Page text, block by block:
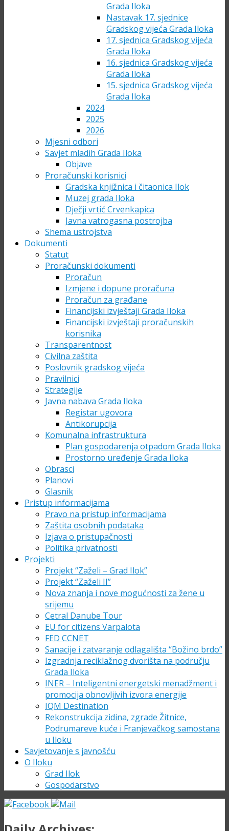
Grada Iloka
Nastavak 17. sjednice
Gradskog vijeća Grada Iloka
17. sjednica Gradskog vijeća
Grada Iloka
16. sjednica Gradskog vijeća
Grada Iloka
15. sjednica Gradskog vijeća
Grada Iloka
2024
2025
2026
Mjesni odbori
Savjet mladih Grada Iloka
Objave
Proračunski korisnici
Gradska knjižnica i čitaonica Ilok
Muzej grada Iloka
Dječji vrtić Crvenkapica
Javna vatrogasna postrojba
Shema ustrojstva
Dokumenti
Statut
Proračunski dokumenti
Proračun
Izmjene i dopune proračuna
Proračun za građane
Financijski izvještaji Grada Iloka
Financijski izvještaji proračunskih
korisnika
Transparentnost
Civilna zaštita
Poslovnik gradskog vijeća
Pravilnici
Strategije
Javna nabava Grada Iloka
Registar ugovora
Antikorupcija
Komunalna infrastruktura
Plan gospodarenja otpadom Grada Iloka
Prostorno uređenje Grada Iloka
Obrasci
Planovi
Glasnik
Pristup informacijama
Pravo na pristup informacijama
Zaštita osobnih podataka
Izjava o pristupačnosti
Politika privatnosti
Projekti
Projekt “Zaželi – Grad Ilok”
Projekt “Zaželi II”
Nova znanja i nove mogućnosti za žene u
srijemu
Cetral Danube Tour
EU for citizens Varpalota
FED CCNET
Sanacije i zatvaranje odlagališta “Božino brdo”
Izgradnja reciklažnog dvorišta na području
Grada Iloka
INER – Inteligentni energetski menadžment i
promocija obnovljivih izvora energije
IQM Destination
Rekonstrukcija zidina, zgrade Žitnice,
Podrumareve kuće i Franjevačkog samostana
u Iloku
Savjetovanje s javnošću
O Iloku
Grad Ilok
Gospodarstvo